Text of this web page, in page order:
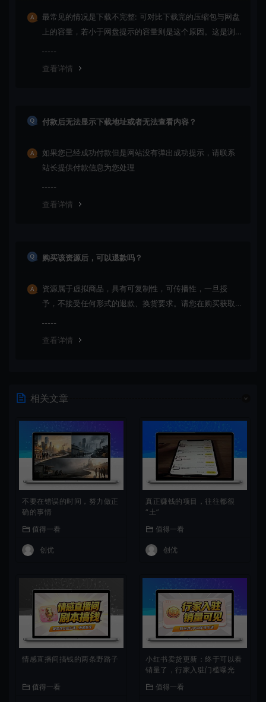
最常见的情况是下载不完整: 可对比下载完的压缩包与网盘
上的容量，若小于网盘提示的容量则是这个原因。这是浏
查看详情
付款后无法显示下载地址或者无法查看内容？
如果您已经成功付款但是网站没有弹出成功提示，请联系
站长提供付款信息为您处理
查看详情
购买该资源后，可以退款吗？
资源属于虚拟商品，具有可复制性，可传播性，一旦授
予，不接受任何形式的退款、换货要求。请您在购买获取
查看详情
相关文章
不要在错误的时间，努力做正
确的事情
值得一看
创优
真正赚钱的项目，往往都很
“土”
值得一看
创优
情感直播间搞钱的两条野路子
值得一看
小红书卖货更新：终于可以看
销量了，行家入驻门槛曝光
值得一看